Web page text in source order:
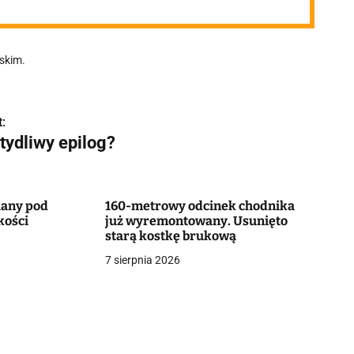
zmarł
epilog?
pod
160-metrowy odcinek chodnika
już wyremontowany. Usunięto
starą kostkę brukową
7 sierpnia 2026